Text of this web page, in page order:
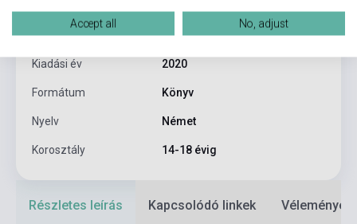
Kiadó OKTATÁSI HIVATAL
Kiadási év 2020
Formátum Könyv
Nyelv Német
Korosztály 14-18 évig
Részletes leírás Kapcsolódó linkek Vélemények
Accept all No, adjust